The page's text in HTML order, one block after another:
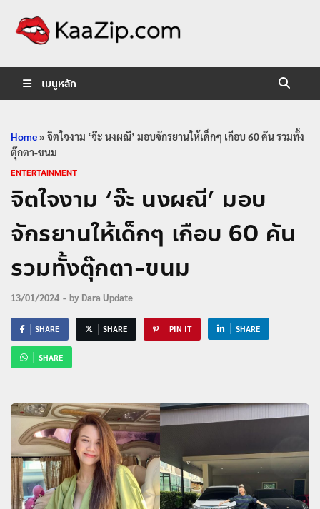
เมนูหลัก
Home»จิตใจงาม ‘จ๊ะ นงผณี’ มอบจักรยานให้เด็กๆ เกือบ 60 คัน รวมทั้ง
ตุ๊กตา-ขนม
ENTERTAINMENT
จิตใจงาม ‘จ๊ะ นงผณี’ มอบ
จักรยานให้เด็กๆ เกือบ 60 คัน
รวมทั้งตุ๊กตา-ขนม
13/01/2024 - by Dara Update
SHARE SHARE PIN IT SHARE
SHARE